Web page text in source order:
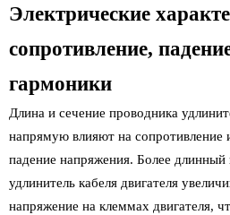
Электрические
сопротивление,
гармоники
Длина и сечение проводника
напрямую влияют на сопротивление
падение напряжения. Более длинный
удлинитель кабеля двигателя
напряжение на клеммах двигателя,